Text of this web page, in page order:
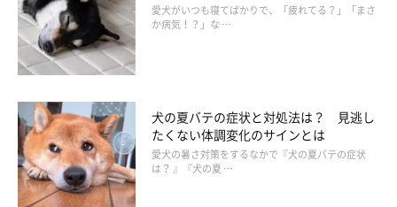
愛犬がいつも寝てばかりで、「疲れてる？」「まさ
か病気！？」な …
犬の夏バテの症状と対処法は？ 見逃し
たくない体調変化のサインとは
愛犬の暑さ対策をするなかで『犬の夏バテの症状
は？ 』『犬の夏 …